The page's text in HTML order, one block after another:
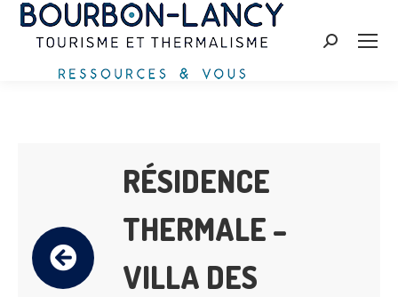
Search:
RÉSIDENCE
THERMALE –
VILLA DES